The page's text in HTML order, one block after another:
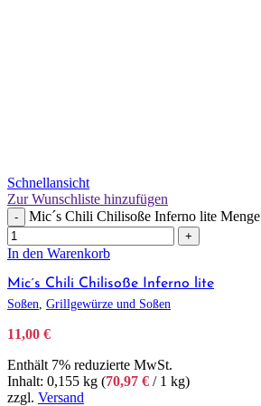
Schnellansicht
Zur Wunschliste hinzufügen
- Mic´s Chili Chilisoße Inferno lite Menge
+
In den Warenkorb
Mic´s Chili Chilisoße Inferno lite
Soßen Grillgewürze und Soßen
11,00 €
Enthält 7% reduzierte MwSt.
Inhalt: 0,155 kg (70,97 € / 1 kg)
zzgl. Versand